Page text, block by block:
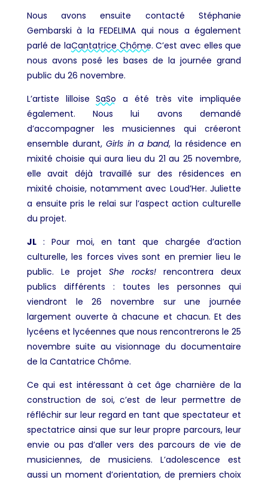
Nous avons ensuite contacté Stéphanie
Gembarski à la FEDELIMA qui nous a également
parlé de laCantatrice Chôme. C’est avec elles que
nous avons posé les bases de la journée grand
public du 26 novembre.
L’artiste lilloise SaSo a été très vite impliquée
également. Nous lui avons demandé
d’accompagner les musiciennes qui créeront
ensemble durant,Girls in a band, la résidence en
mixité choisie qui aura lieu du 21 au 25 novembre,
elle avait déjà travaillé sur des résidences en
mixité choisie, notamment avec Loud’Her. Juliette
a ensuite pris le relai sur l’aspect action culturelle
du projet.
JL: Pour moi, en tant que chargée d’action
culturelle, les forces vives sont en premier lieu le
public. Le projet She rocks!rencontrera deux
publics différents : toutes les personnes qui
viendront le 26 novembre sur une journée
largement ouverte à chacune et chacun. Et des
lycéens et lycéennes que nous rencontrerons le 25
novembre suite au visionnage du documentaire
de la Cantatrice Chôme.
Ce qui est intéressant à cet âge charnière de la
construction de soi, c’est de leur permettre de
réfléchir sur leur regard en tant que spectateur et
spectatrice ainsi que sur leur propre parcours, leur
envie ou pas d’aller vers des parcours de vie de
musiciennes, de musiciens. L’adolescence est
aussi un moment d’orientation, de premiers choix